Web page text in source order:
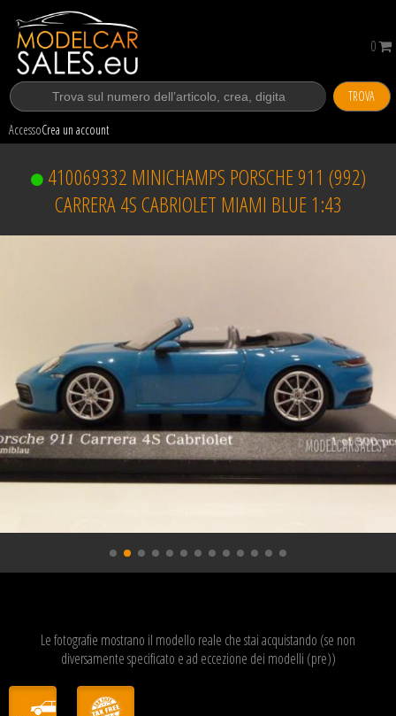
TROVA
AccessoCrea un account
0
410069332 MINICHAMPS PORSCHE 911 (992)
CARRERA 4S CABRIOLET MIAMI BLUE 1:43
Le fotografie mostrano il modello reale che stai acquistando (se non
diversamente specificato e ad eccezione dei modelli (pre))